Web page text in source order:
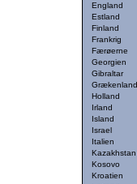
England
Estland
Finland
Frankrig
Færøerne
Georgien
Gibraltar
Grækenland
Holland
Irland
Island
Israel
Italien
Kazakhstan
Kosovo
Kroatien